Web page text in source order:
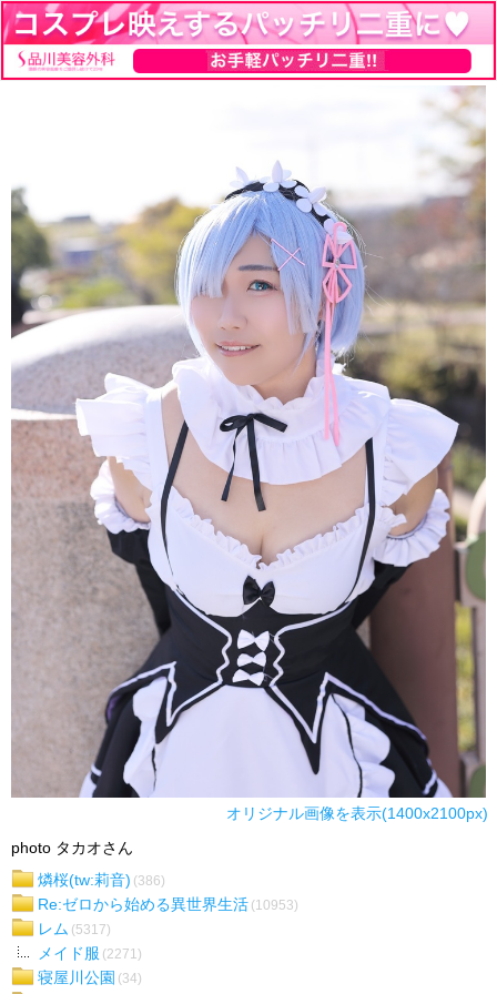
オリジナル画像を表示(1400x2100px)
photo タカオさん
燐桜(tw:莉音) (386)
Re:ゼロから始める異世界生活 (10953)
レム (5317)
メイド服 (2271)
寝屋川公園 (34)